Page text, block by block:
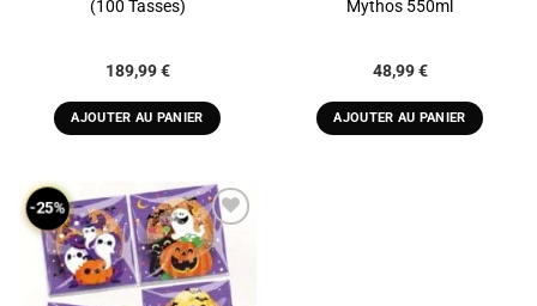
(100 Tasses)
189,99€
AJOUTER AU PANIER
Mythos 550ml
48,99€
AJOUTER AU PANIER
-25%
ADD TO
WISHLIST